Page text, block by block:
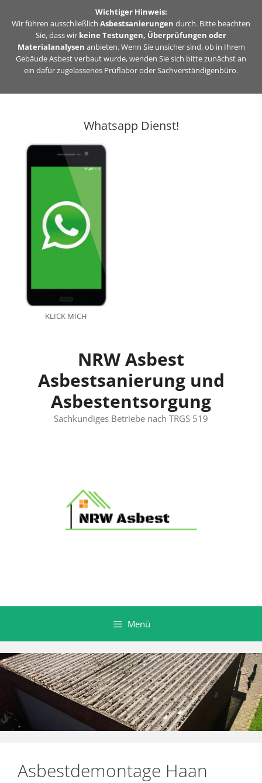
Inhalt
springen
Wichtiger Hinweis:
Wir führen ausschließlich Asbestsanierungen durch. Bitte beachten
Sie, dass wir keine Testungen, Überprüfungen oder
Materialanalysen anbieten. Wenn Sie unsicher sind, ob in Ihrem
Gebäude Asbest verbaut wurde, wenden Sie sich bitte zunächst an
ein dafür zugelassenes Prüflabor oder Sachverständigenbüro.
Whatsapp Dienst!
KLICK MICH
NRW Asbest
Asbestsanierung und
Asbestentsorgung
Sachkundiges Betriebe nach TRGS 519
Menü
Asbestdemontage Haan